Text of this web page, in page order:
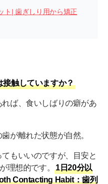
ト| 歯ぎしり用から矯正
触していますか？
れば、食いしばりの癖があ
が離れた状態が自然。
もいいのですが、目安と
理想的です。
1日20分以
Contacting Habit：歯列